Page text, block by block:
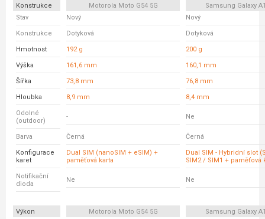
Konstrukce Motorola Moto G54 5G
Samsung Galaxy
Stav
Nový Nový
Konstrukce Dotyková Dotyková
Hmotnost 192 g 200 g
Výška 161,6 mm 160,1 mm
Šířka 73,8 mm 76,8 mm
Hloubka 8,9 mm 8,4 mm
Odolné
(outdoor)
- Ne
Barva Černá Černá
Konfigurace
karet
Dual SIM (nanoSIM + eSIM) +
paměťová karta
Dual SIM - Hybridní slot
SIM2 / SIM1 + paměťová
Notifikační
dioda
Ne Ne
Výkon Motorola Moto G54 5G
Samsung Galaxy